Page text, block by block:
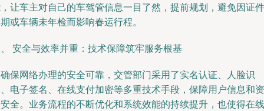
让车主对自己的车驾管信息一目了然，提前规划，避免因证件
或车辆未年检而影响春运行程。
安全与效率并重：技术保障筑牢服务根基
保网络办理的安全可靠，交管部门采用了实名认证、人脸识
电子签名、在线支付加密等多重技术手段，保障用户信息和资
全。业务流程的不断优化和系统效能的持续提升，也使得在线